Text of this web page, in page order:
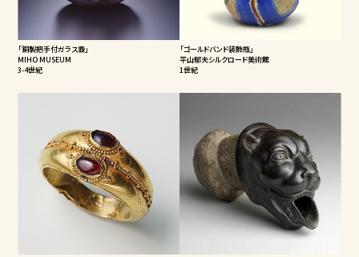
「銅製把手付ガラス壺」
MIHO MUSEUM
3-4世紀
「ゴールドバンド装飾瓶」
平山郁夫シルクロード美術館
1世紀